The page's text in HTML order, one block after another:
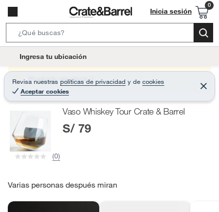
Inicia sesión
e
r
c
B
t
o
Ingresa tu ubicación
Revisa nuestras políticas de privacidad y de cookies
Aceptar cookies
C
e
r
Producto sin stock :(
Vaso Whiskey Tour Crate & Barrel
S/ 79
(0)
Varias personas después miran